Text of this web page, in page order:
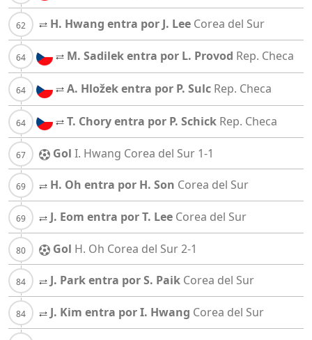
H. Hwang entra por J. Lee Corea del Sur
M. Sadilek entra por L. Provod Rep. Checa
A. Hložek entra por P. Sulc Rep. Checa
T. Chory entra por P. Schick Rep. Checa
Gol I. Hwang Corea del Sur 1-1
H. Oh entra por H. Son Corea del Sur
J. Eom entra por T. Lee Corea del Sur
Gol H. Oh Corea del Sur2-1
J. Park entra por S. Paik Corea del Sur
J. Kim entra por I. Hwang Corea del Sur